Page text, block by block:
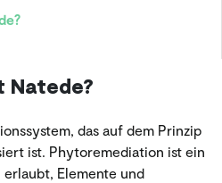
das auf dem Prinzip
ist. Phytoremediation ist ein
erlaubt, Elemente und